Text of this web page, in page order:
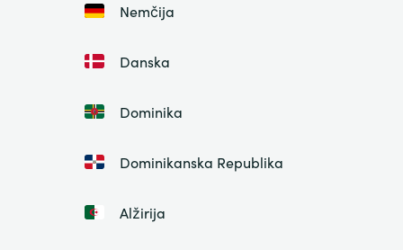
Nemčija
Danska
Dominika
Dominikanska Republika
Alžirija